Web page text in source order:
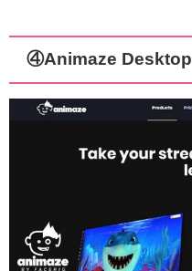
④Animaze Desktop